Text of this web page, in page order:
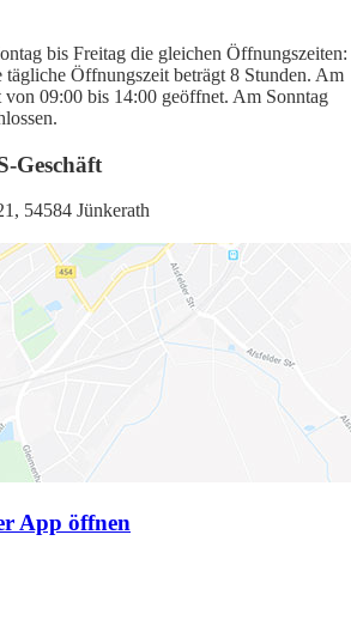
bis Freitag die gleichen Öffnungszeiten:
Öffnungszeit beträgt 8 Stunden. Am
von 09:00 bis 14:00 geöffnet. Am Sonntag
Geschäft
54584 Jünkerath
App öffnen